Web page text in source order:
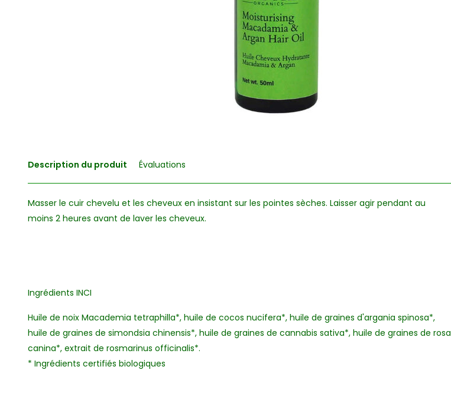
Description du produit Évaluations
Masser le cuir chevelu et les cheveux en insistant sur les pointes sèches. Laisser agir pendant au
moins 2 heures avant de laver les cheveux.
Ingrédients INCI
Huile de noix Macademia tetraphilla*, huile de cocos nucifera*, huile de graines d'argania spinosa*,
huile de graines de simondsia chinensis*, huile de graines de cannabis sativa*, huile de graines de rosa
canina*, extrait de rosmarinus officinalis*.
* Ingrédients certifiés biologiques